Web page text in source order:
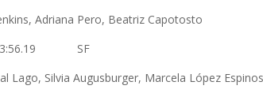
Adriana Pero, Beatriz Capotosto
3:56.19 SF Buenos
Lago, Silvia Augusburger, Marcela López